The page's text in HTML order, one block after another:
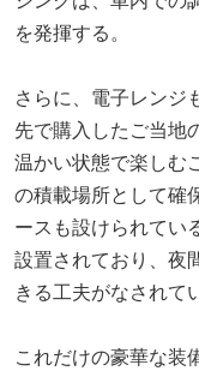
を発揮する。
さらに、電子レンジ
先で購入したご当地
温かい状態で楽しむ
の積載場所として確
ースも設けられてい
設置されており、夜
きる工夫がなされて
これだけの豪華な装